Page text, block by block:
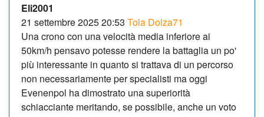
Eli2001
21 settembre 2025 20:53 Tola Dolza71
Una crono con una velocità media inferiore ai
50km/h pensavo potesse rendere la battaglia un po'
più interessante in quanto si trattava di un percorso
non necessariamente per specialisti ma oggi
Evenenpol ha dimostrato una superiorità
schiacciante meritando, se possibile, anche un voto